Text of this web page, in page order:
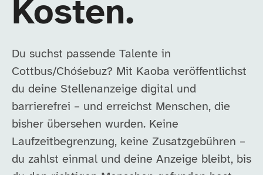
Kosten.
Du suchst passende Talente in
Cottbus/Chóśebuz? Mit Kaoba veröffentlichst
du deine Stellenanzeige digital und
barrierefrei – und erreichst Menschen, die
bisher übersehen wurden. Keine
Laufzeitbegrenzung, keine Zusatzgebühren –
du zahlst einmal und deine Anzeige bleibt, bis